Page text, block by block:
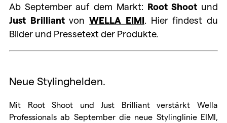
Ab September auf dem Markt: Root Shoot und
Just BrilliantvonWELLA EIMI . Hier findest du
Bilder und Pressetext der Produkte.
Neue Stylinghelden.
Mit Root Shoot und Just Brilliant verstärkt Wella
Professionals ab September die neue Stylinglinie EIMI,